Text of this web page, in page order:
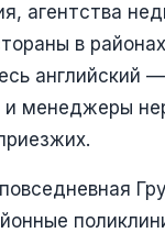
агентства
в
английский
менеджеры